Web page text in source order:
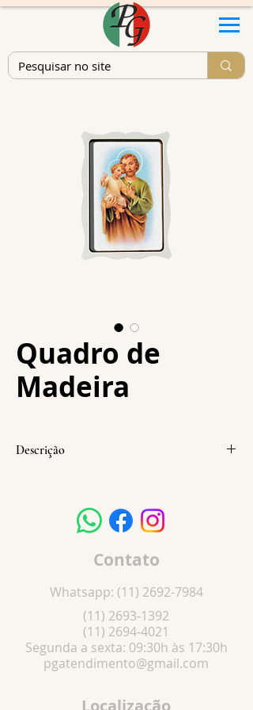
Quadro de
Madeira
Descrição
Pesonalizável com todos os Santos
Contato
Whatsapp: (11) 2692-7984
(11) 2693-1392
(11) 2694-4021
Segunda a sexta: 09:30h às 17:30h
pgatendimento@gmail.com
Localização